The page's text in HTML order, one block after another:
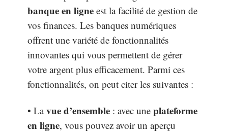
banque en ligne est la facilité de gestion de
vos finances. Les banques numériques
offrent une variété de fonctionnalités
innovantes qui vous permettent de gérer
votre argent plus efficacement. Parmi ces
fonctionnalités, on peut citer les suivantes :
• Lavue d’ensemble : avec une plateforme
en ligne, vous pouvez avoir un aperçu